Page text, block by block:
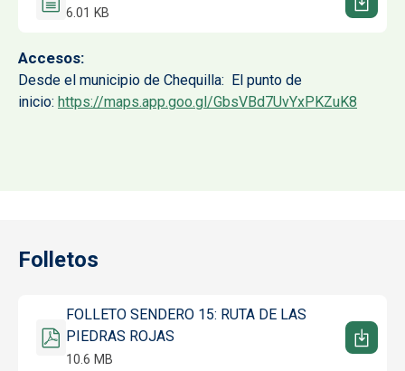
6.01 KB
Accesos
Desde el municipio de Chequilla: El punto de
inicio: https://maps.app.goo.gl/GbsVBd7UvYxPKZuK8
Folletos
Documento
FOLLETO SENDERO 15: RUTA DE LAS
PIEDRAS ROJAS
10.6 MB